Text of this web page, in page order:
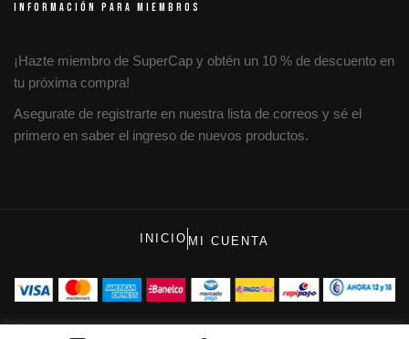
INFORMACIÓN PARA MIEMBROS
¡Hazte miembro de SuperCap y obtén un 10 % de descuento en
tu próxima compra!
Asegurate de registrarte en nuestra lista de correos y sé el
primero en saber el ingreso de nuevos productos.
INICIO MI CUENTA